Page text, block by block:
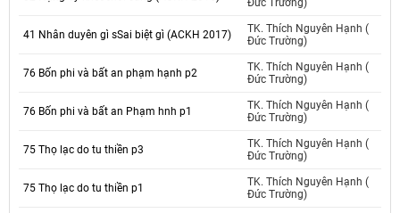
Đức Trường)
41 Nhân duyên gì sSai biệt gì (ACKH 2017)
TK. Thích Nguyên Hạnh (
Đức Trường)
76 Bốn phi và bất an phạm hạnh p2
TK. Thích Nguyên Hạnh (
Đức Trường)
76 Bốn phi và bất an Phạm hnh p1
TK. Thích Nguyên Hạnh (
Đức Trường)
75 Thọ lạc do tu thiền p3
TK. Thích Nguyên Hạnh (
Đức Trường)
75 Thọ lạc do tu thiền p1
TK. Thích Nguyên Hạnh (
Đức Trường)